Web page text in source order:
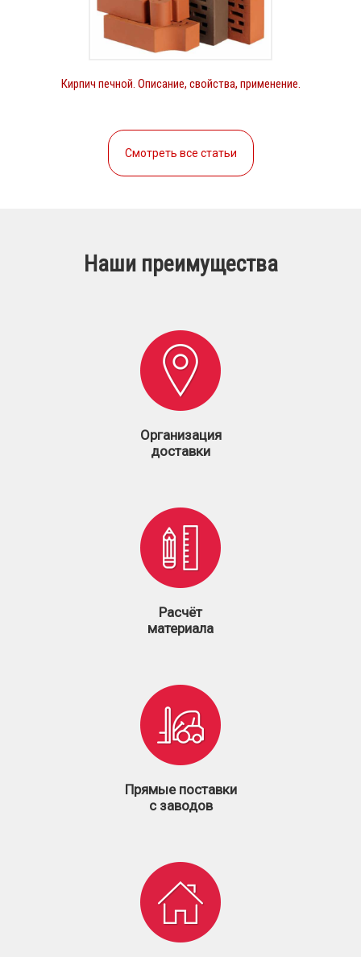
Кирпич печной. Описание, свойства, применение.
Смотреть все статьи
Наши преимущества
Организация
доставки
Расчёт
материала
Прямые поставки
с заводов